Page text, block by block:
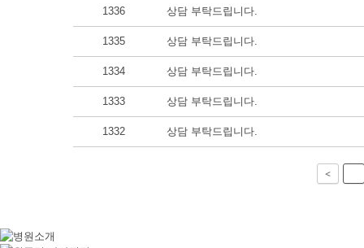
1336 상담 부탁드립니다.
1335 상담 부탁드립니다.
1334 상담 부탁드립니다.
1333 상담 부탁드립니다.
1332 상담 부탁드립니다.
<